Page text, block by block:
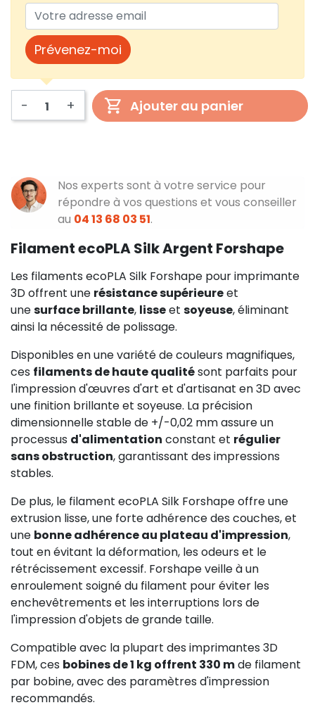
Prévenez-moi
- + Ajouter au panier
Nos experts sont à votre service pour
répondre à vos questions et vous conseiller
au 04 13 68 03 51.
Filament ecoPLA Silk Argent Forshape
Les filaments ecoPLA Silk Forshape pour imprimante
3D offrent une résistance supérieureet
unesurface brillante, lisseet soyeuse, éliminant
ainsi la nécessité de polissage.
Disponibles en une variété de couleurs magnifiques,
ces filaments de haute qualitésont parfaits pour
l'impression d'œuvres d'art et d'artisanat en 3D avec
une finition brillante et soyeuse. La précision
dimensionnelle stable de +/-0,02 mm assure un
processus d'alimentation constant et régulier
sans obstruction, garantissant des impressions
stables.
De plus, le filament ecoPLA Silk Forshape offre une
extrusion lisse, une forte adhérence des couches, et
une bonne adhérence au plateau d'impression,
tout en évitant la déformation, les odeurs et le
rétrécissement excessif. Forshape veille à un
enroulement soigné du filament pour éviter les
enchevêtrements et les interruptions lors de
l'impression d'objets de grande taille.
Compatible avec la plupart des imprimantes 3D
FDM, ces bobines de 1 kg offrent 330 mde filament
par bobine, avec des paramètres d'impression
recommandés.